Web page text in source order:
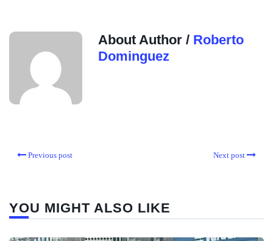
About Author / Roberto
Dominguez
Previous post Next post
YOU MIGHT ALSO LIKE